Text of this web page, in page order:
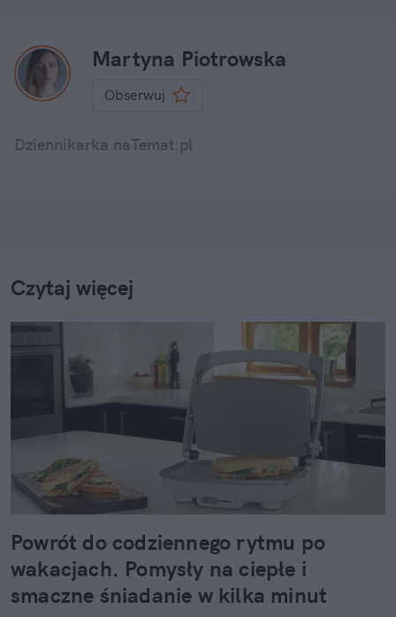
Martyna Piotrowska
Obserwuj
Dziennikarka naTemat.pl
Czytaj więcej
Powrót do codziennego rytmu po
wakacjach. Pomysły na ciepłe i
smaczne śniadanie w kilka minut